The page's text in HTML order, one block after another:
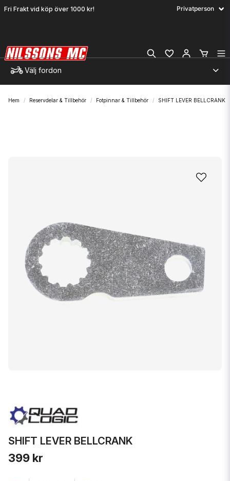
Fri Frakt vid köp över 1000 kr!
Välj fordon
Hem Reservdelar & Tillbehör Fotpinnar & Tillbehör SHIFT LEVER BELLCRANK
SHIFT LEVER BELLCRANK
399 kr